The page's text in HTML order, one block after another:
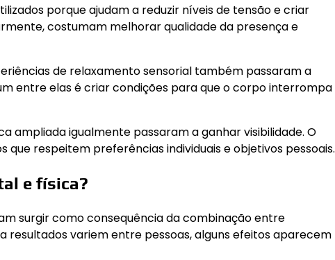
porque ajudam a reduzir níveis de tensão e criar
costumam melhorar qualidade da presença e
de relaxamento sensorial também passaram a
entre elas é criar condições para que o corpo interrompa
ampliada igualmente passaram a ganhar visibilidade. O
respeitem preferências individuais e objetivos pessoais.
e física?
surgir como consequência da combinação entre
variem entre pessoas, alguns efeitos aparecem